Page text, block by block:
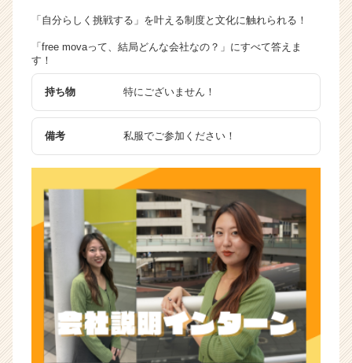
「自分らしく挑戦する」を叶える制度と文化に触れられる！
「free movaって、結局どんな会社なの？」にすべて答えま
す！
持ち物 特にございません！
備考 私服でご参加ください！